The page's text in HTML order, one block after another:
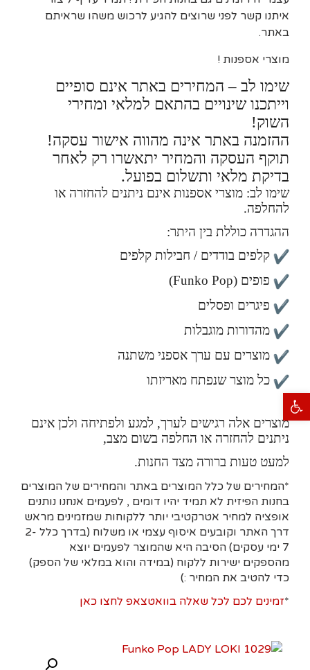
פתח סרגל נגישות
איתנו קשר לפני שרוצים להגיע לרכוש משהו שראיתם
באתר.
מוצרי אספנות !
שימו לב – המחירים באתר אינם סופיים
וייתכנו שינויים בהתאם למלאי ומחירי
השוק!
ההזמנה באתר אינה מהווה אישור עסקה!
תוקף העסקה והמחיר יתאשרו רק לאחר
בדיקת מלאי ותשלום בפועל.
שימו לב: מוצרי אספנות אינם ניתנים להחזרה או
להחלפה.
ההגדרה כוללת בין היתר:
קלפים בודדים / חבילות קלפים
פופים (Funko Pop)
פיגרים ופסלים
מהדורות מוגבלות
מוצרים עם ערך אספני משתנה
כל מוצר שנפתח מאריזתו
מוצרים אלה רגישים לערך, למגע ולפתיחה ולכן אינם
ניתנים להחזרה או החלפה בשום מצב,
למעט טעות ברורה מצד החנות.
*המחירים של כלל המוצרים באתר והמחירים של המוצרים
בחנות הפיזית לא תמיד יהיו דומים , לפעמים אנחנו נותנים
אופציה למחיר אטרקטיבי יותר ללקוחות שמזמינים מראש
דרך האתר וקובעים איסוף עצמי או משלוח (בדרך כלל 2-
7 ימי עסקים)
הסיבה היא שהמוצר לפעמים יוצא
מהספקים ישירות ללקוח (במידה והוא במלאי של הספק)
כדי להטיב את המחיר :)
*זמינים לכם לכל שאלה בוואטצאפ לחצו כאן